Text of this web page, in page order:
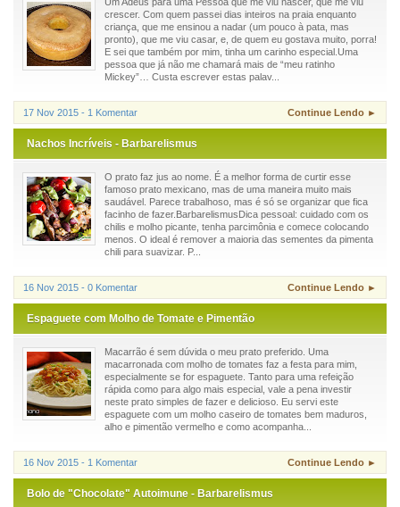
crescer. Com quem passei dias inteiros na praia enquanto
criança, que me ensinou a nadar (um pouco à pata, mas
pronto), que me viu casar, e, de quem eu gostava muito, porra!
E sei que também por mim, tinha um carinho especial.Uma
pessoa que já não me chamará mais de “meu ratinho
Mickey”… Custa escrever estas palav...
17 Nov 2015 - 1 Komentar Continue Lendo ►
Nachos Incríveis - Barbarelismus
O prato faz jus ao nome. É a melhor forma de curtir esse
famoso prato mexicano, mas de uma maneira muito mais
saudável. Parece trabalhoso, mas é só se organizar que fica
facinho de fazer.BarbarelismusDica pessoal: cuidado com os
chilis e molho picante, tenha parcimônia e comece colocando
menos. O ideal é remover a maioria das sementes da pimenta
chili para suavizar. P...
16 Nov 2015 - 0 Komentar Continue Lendo ►
Espaguete com Molho de Tomate e Pimentão
Macarrão é sem dúvida o meu prato preferido. Uma
macarronada com molho de tomates faz a festa para mim,
especialmente se for espaguete. Tanto para uma refeição
rápida como para algo mais especial, vale a pena investir
neste prato simples de fazer e delicioso. Eu servi este
espaguete com um molho caseiro de tomates bem maduros,
alho e pimentão vermelho e como acompanha...
16 Nov 2015 - 1 Komentar Continue Lendo ►
Bolo de "Chocolate" Autoimune - Barbarelismus